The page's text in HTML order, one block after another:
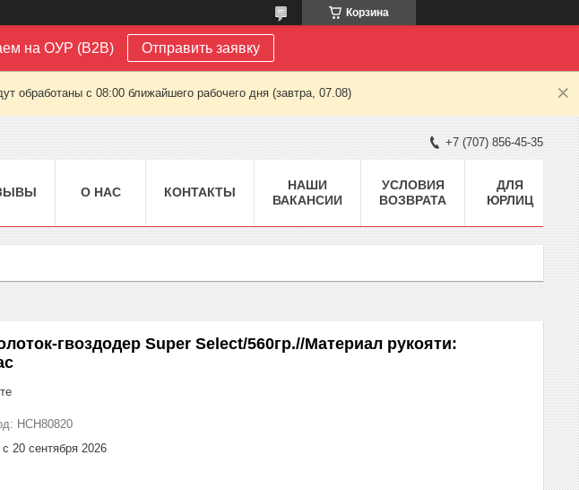
Корзина
на ОУР (B2B) Отправить заявку
обработаны с 08:00 ближайшего рабочего дня (завтра, 07.08)
+7 (707) 856-45-35
О НАС КОНТАКТЫ
НАШИ
ВАКАНСИИ
УСЛОВИЯ
ВОЗВРАТА
ДЛЯ
ЮРЛИЦ
гвоздодер Super Select/560гр.//Материал рукояти:
HCH80820
20 сентября 2026